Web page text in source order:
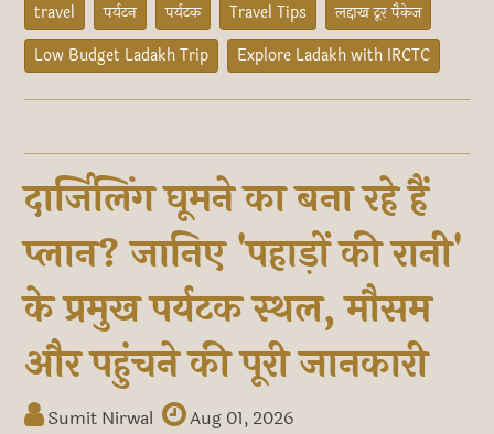
travel
पर्यटन पर्यटक Travel Tips
लद्दाख टूर पैकेज
Low Budget Ladakh Trip
Explore Ladakh with IRCTC
दार्जिलिंग घूमने का बना रहे हैं
प्लान? जानिए 'पहाड़ों की रानी'
के प्रमुख पर्यटक स्थल, मौसम
और पहुंचने की पूरी जानकारी
Sumit Nirwal Aug 01, 2026